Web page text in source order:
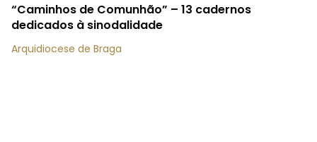
“Caminhos de Comunhão” – 13 cadernos
dedicados à sinodalidade
Arquidiocese de Braga